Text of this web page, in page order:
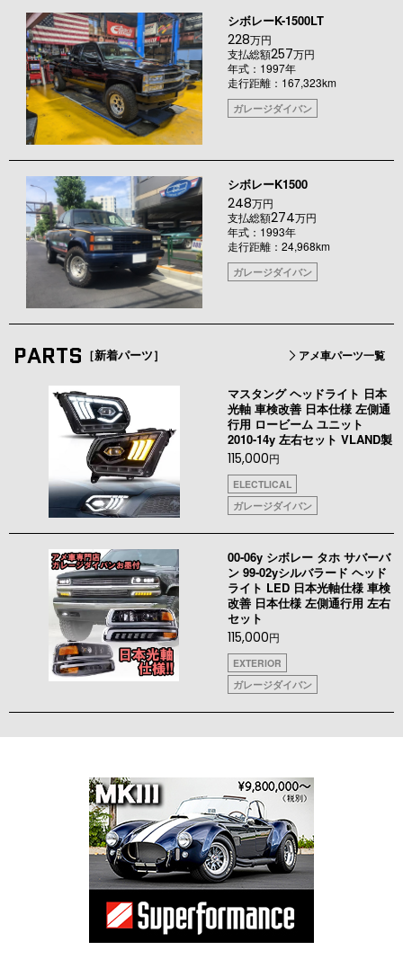
シボレーK-1500LT
228万円
支払総額257万円
年式：1997年
走行距離：167,323km
ガレージダイバン
シボレーK1500
248万円
支払総額274万円
年式：1993年
走行距離：24,968km
ガレージダイバン
PARTS ［新着パーツ］ アメ車パーツ一覧
マスタング ヘッドライト 日本
光軸 車検改善 日本仕様 左側通
行用 ロービーム ユニット
2010-14y 左右セット VLAND製
115,000円
ELECTLICAL
ガレージダイバン
00-06y シボレー タホ サバーバ
ン 99-02yシルバラード ヘッド
ライト LED 日本光軸仕様 車検
改善 日本仕様 左側通行用 左右
セット
115,000円
EXTERIOR
ガレージダイバン